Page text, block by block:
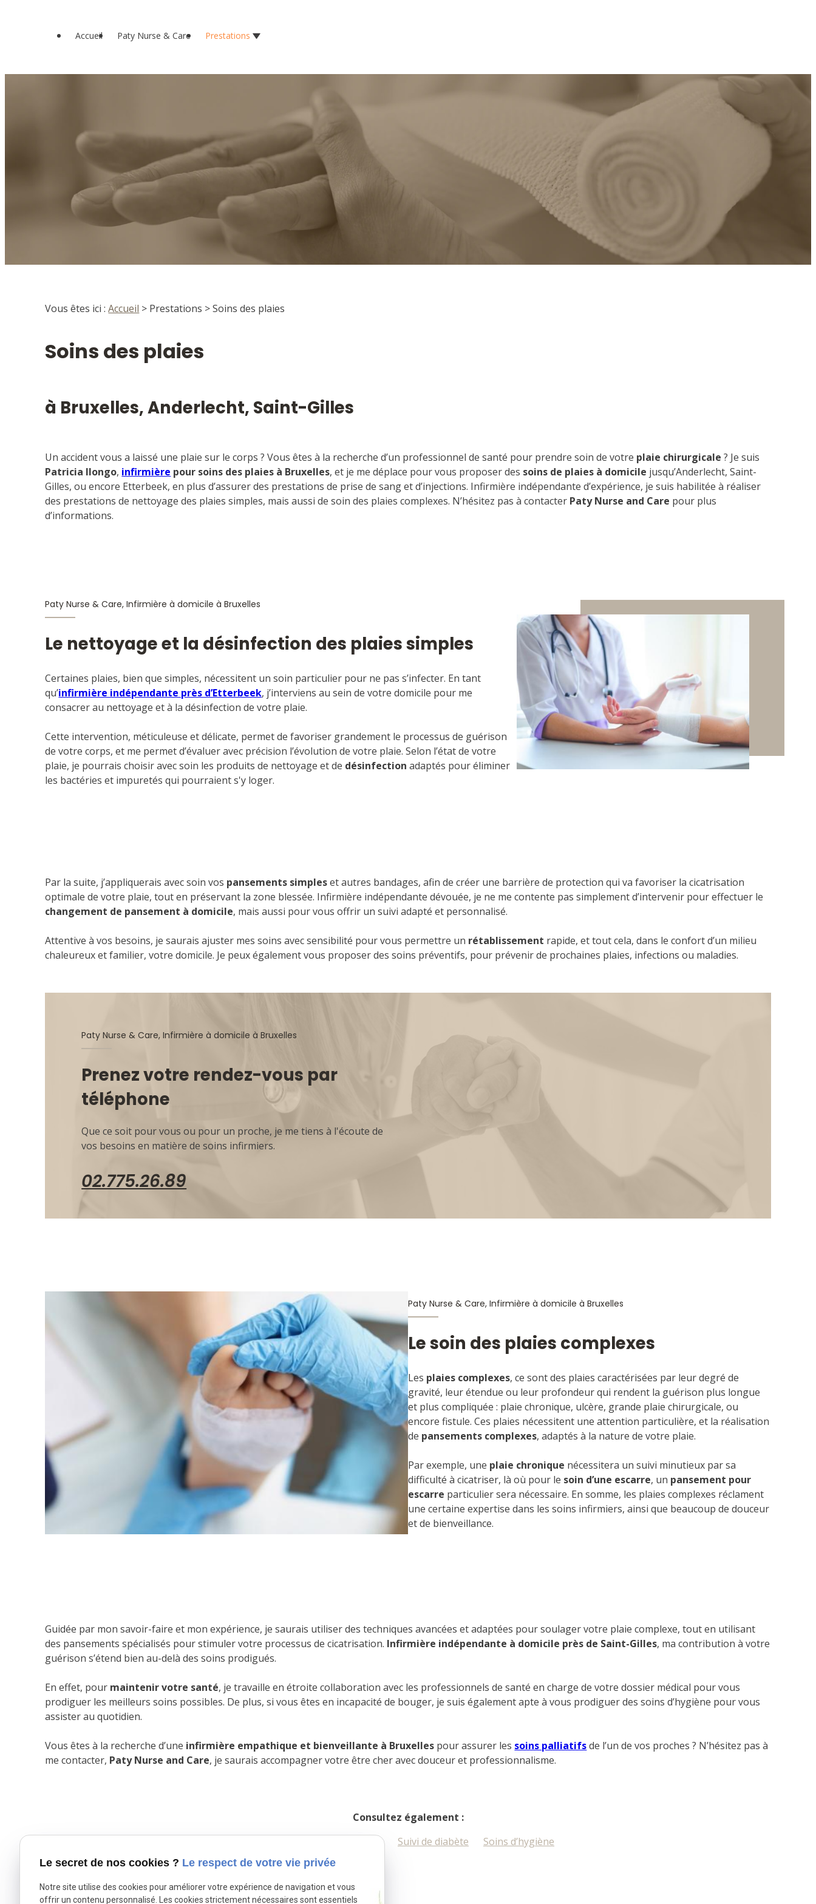
Accueil Paty Nurse & Care Prestations
Vous êtes ici : Accueil > Prestations > Soins des plaies
Soins des plaies
à Bruxelles, Anderlecht, Saint-Gilles
Un accident vous a laissé une plaie sur le corps ? Vous êtes à la recherche d’un professionnel de santé pour prendre soin de votre plaie chirurgicale ? Je suis
Patricia Ilongo, infirmière pour soins des plaies à Bruxelles, et je me déplace pour vous proposer des soins de plaies à domicile jusqu’Anderlecht, Saint-
Gilles, ou encore Etterbeek, en plus d’assurer des prestations de prise de sang et d’injections. Infirmière indépendante d’expérience, je suis habilitée à réaliser
des prestations de nettoyage des plaies simples, mais aussi de soin des plaies complexes. N’hésitez pas à contacter Paty Nurse and Care pour plus
d’informations.
Le nettoyage et la désinfection des plaies simples
Certaines plaies, bien que simples, nécessitent un soin particulier pour ne pas s’infecter. En tant
qu’infirmière indépendante près d’Etterbeek, j’interviens au sein de votre domicile pour me
consacrer au nettoyage et à la désinfection de votre plaie.
Cette intervention, méticuleuse et délicate, permet de favoriser grandement le processus de guérison
de votre corps, et me permet d’évaluer avec précision l’évolution de votre plaie. Selon l’état de votre
plaie, je pourrais choisir avec soin les produits de nettoyage et de désinfection adaptés pour éliminer
les bactéries et impuretés qui pourraient s'y loger.
Par la suite, j’appliquerais avec soin vos pansements simpleset autres bandages, afin de créer une barrière de protection qui va favoriser la cicatrisation
optimale de votre plaie, tout en préservant la zone blessée. Infirmière indépendante dévouée, je ne me contente pas simplement d’intervenir pour effectuer le
changement de pansement à domicile, mais aussi pour vous offrir un suivi adapté et personnalisé.
Attentive à vos besoins, je saurais ajuster mes soins avec sensibilité pour vous permettre un rétablissement rapide, et tout cela, dans le confort d’un milieu
chaleureux et familier, votre domicile. Je peux également vous proposer des soins préventifs, pour prévenir de prochaines plaies, infections ou maladies.
Prenez votre rendez-vous par
téléphone
Que ce soit pour vous ou pour un proche, je me tiens à l'écoute de
vos besoins en matière de soins infirmiers.
02.775.26.89
Le soin des plaies complexes
Les plaies complexes, ce sont des plaies caractérisées par leur degré de
gravité, leur étendue ou leur profondeur qui rendent la guérison plus longue
et plus compliquée : plaie chronique, ulcère, grande plaie chirurgicale, ou
encore fistule. Ces plaies nécessitent une attention particulière, et la réalisation
de pansements complexes, adaptés à la nature de votre plaie.
Par exemple, une plaie chronique nécessitera un suivi minutieux par sa
difficulté à cicatriser, là où pour le soin d’une escarre, un pansement pour
escarre particulier sera nécessaire. En somme, les plaies complexes réclament
une certaine expertise dans les soins infirmiers, ainsi que beaucoup de douceur
et de bienveillance.
Guidée par mon savoir-faire et mon expérience, je saurais utiliser des techniques avancées et adaptées pour soulager votre plaie complexe, tout en utilisant
des pansements spécialisés pour stimuler votre processus de cicatrisation. Infirmière indépendante à domicile près de Saint-Gilles, ma contribution à votre
guérison s’étend bien au-delà des soins prodigués.
En effet, pour maintenir votre santé, je travaille en étroite collaboration avec les professionnels de santé en charge de votre dossier médical pour vous
prodiguer les meilleurs soins possibles. De plus, si vous êtes en incapacité de bouger, je suis également apte à vous prodiguer des soins d’hygiène pour vous
assister au quotidien.
Vous êtes à la recherche d’une infirmière empathique et bienveillante à Bruxelles pour assurer les soins palliatifsde l’un de vos proches ? N’hésitez pas à
me contacter, Paty Nurse and Care, je saurais accompagner votre être cher avec douceur et professionnalisme.
Consultez également :
Suivi post-opératoire
Suivi de diabète Soins d’hygiène
Le secret de nos cookies ? Le respect de votre vie privée
Notre site utilise des cookies pour améliorer votre expérience de navigation et vous
offrir un contenu personnalisé. Les cookies strictement nécessaires sont essentiels